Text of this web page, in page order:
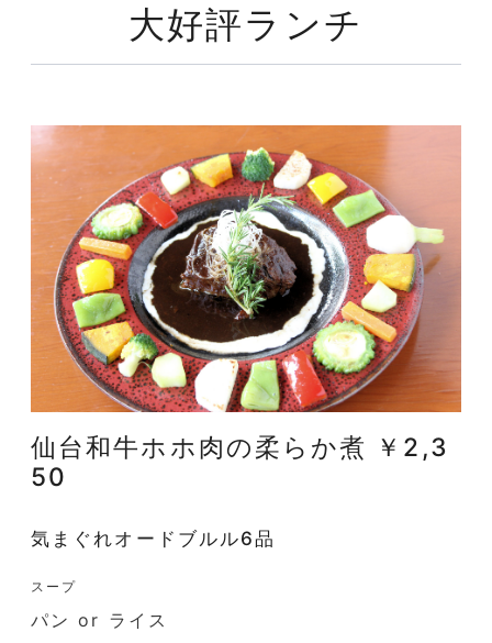
大好評ランチ
仙台和牛ホホ肉の柔らか煮 ￥2,3
50
気まぐれオードブルル6品
スープ
パン or ライス